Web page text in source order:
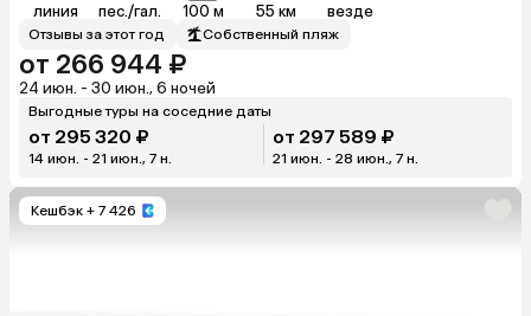
линия пес./гал. 100 м 55 км везде
Отзывы за этот год Собственный пляж
от 266 944 ₽
24 июн. - 30 июн., 6 ночей
Выгодные туры на соседние даты
от 295 320 ₽
14 июн. - 21 июн., 7 н.
от 297 589 ₽
21 июн. - 28 июн., 7 н.
Кешбэк + 7 426